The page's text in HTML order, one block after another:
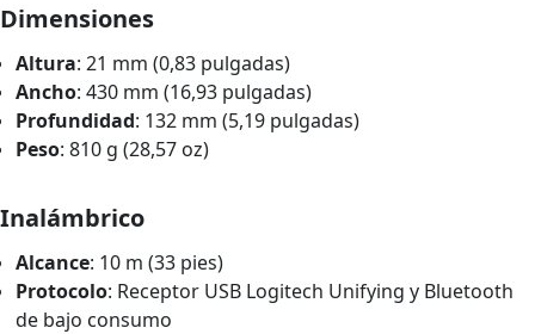
Dimensiones
Altura: 21 mm (0,83 pulgadas)
Ancho: 430 mm (16,93 pulgadas)
Profundidad: 132 mm (5,19 pulgadas)
Peso: 810 g (28,57 oz)
Inalámbrico
Alcance: 10 m (33 pies)
Protocolo: Receptor USB Logitech Unifying y Bluetooth
de bajo consumo